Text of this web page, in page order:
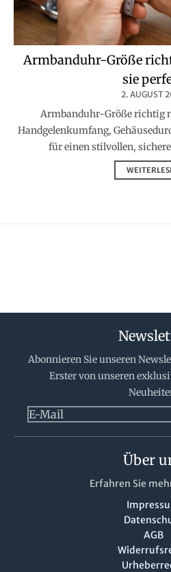
Armbanduhr-Größe
sie
2. AUGUST
Armbanduhr-Größe richtig
Handgelenkumfang,
für einen stilvollen,
Abonnieren Sie unseren
Erster von unseren
Über
Erfahren Sie
AGB